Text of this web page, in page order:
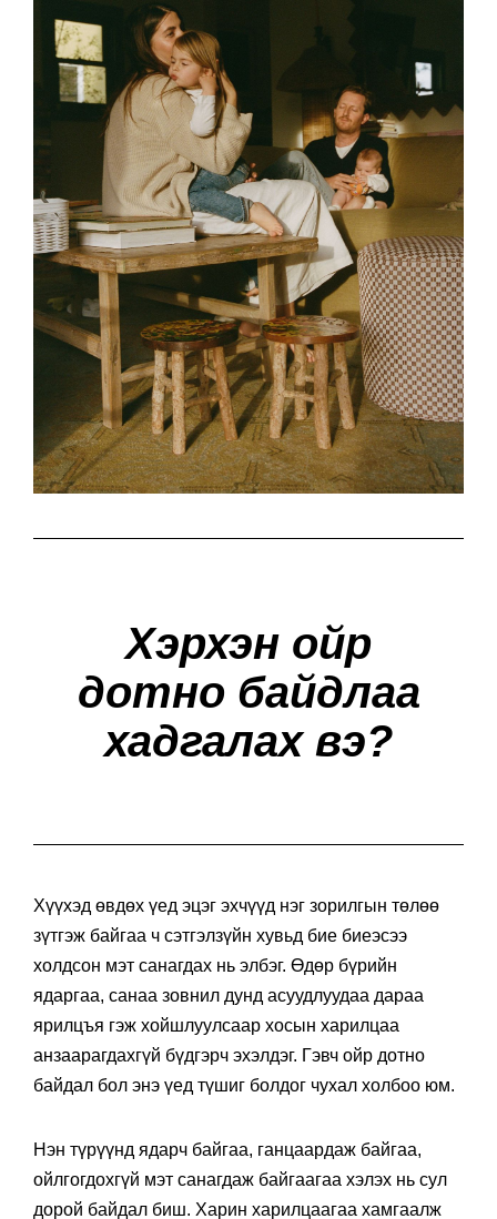
Хэрхэн ойр
дотно байдлаа
хадгалах вэ?
Хүүхэд өвдөх үед эцэг эхчүүд нэг зорилгын төлөө
зүтгэж байгаа ч сэтгэлзүйн хувьд бие биеэсээ
холдсон мэт санагдах нь элбэг. Өдөр бүрийн
ядаргаа, санаа зовнил дунд асуудлуудаа дараа
ярилцъя гэж хойшлуулсаар хосын харилцаа
анзаарагдахгүй бүдгэрч эхэлдэг. Гэвч ойр дотно
байдал бол энэ үед түшиг болдог чухал холбоо юм.
Нэн түрүүнд ядарч байгаа, ганцаардаж байгаа,
ойлгогдохгүй мэт санагдаж байгаагаа хэлэх нь сул
дорой байдал биш. Харин харилцаагаа хамгаалж